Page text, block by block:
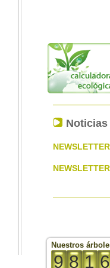
Noticias
Nuestros
9 8 1 6